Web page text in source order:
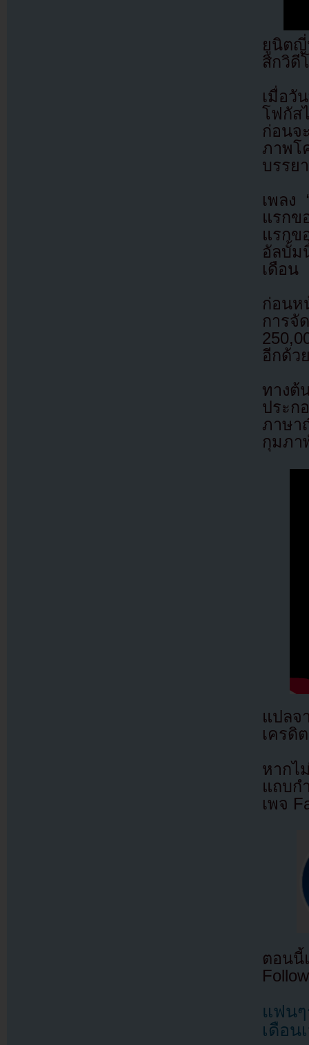
ยูนิตญี่
สิกวิดี
เมื่อวั
โฟกัส
ก่อนจ
ภาพ
บรรย
เพลง
แรกข
แรก
อัลบั้
เดือน
ก่อนห
การจั
อีกด้ว
ทางต้
ประก
ภาษา
กุมภา
แปล
เครดิ
หากไ
แถบก
เพจ
ตอนนี้
แฟนๆ
เดือน